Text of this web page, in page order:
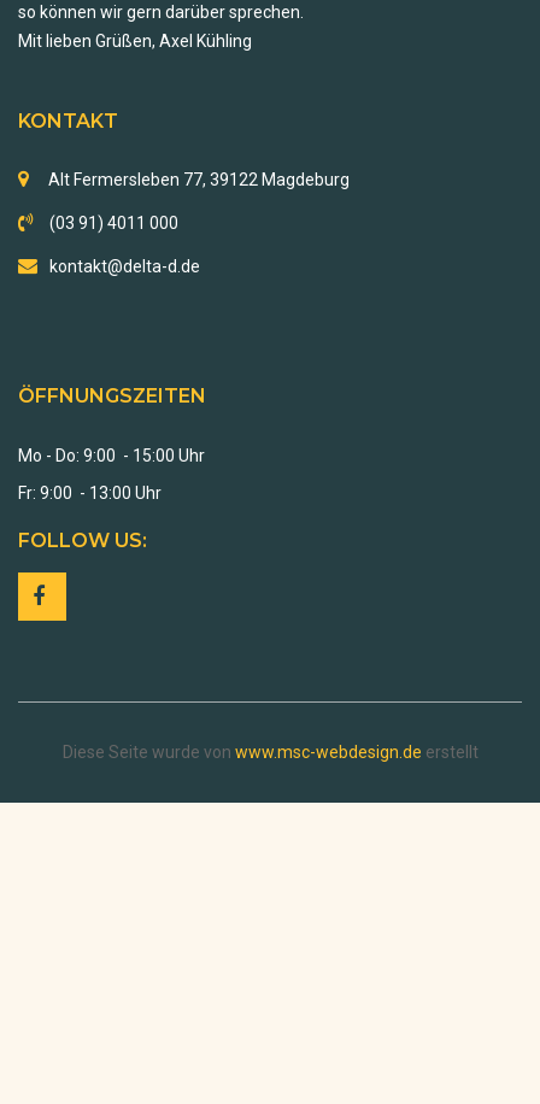
so können wir gern darüber sprechen.
Mit lieben Grüßen, Axel Kühling
KONTAKT
Alt Fermersleben 77, 39122 Magdeburg
(03 91) 4011 000
kontakt@delta-d.de
ÖFFNUNGSZEITEN
Mo - Do: 9:00 - 15:00 Uhr
Fr: 9:00 - 13:00 Uhr
FOLLOW US:
Diese Seite wurde von www.msc-webdesign.de erstellt